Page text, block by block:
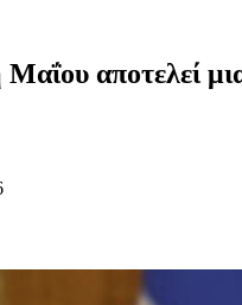
αποτελεί